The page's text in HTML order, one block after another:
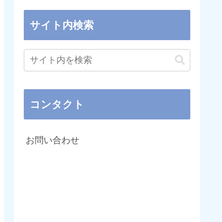
サイト内検索
コンタクト
お問い合わせ